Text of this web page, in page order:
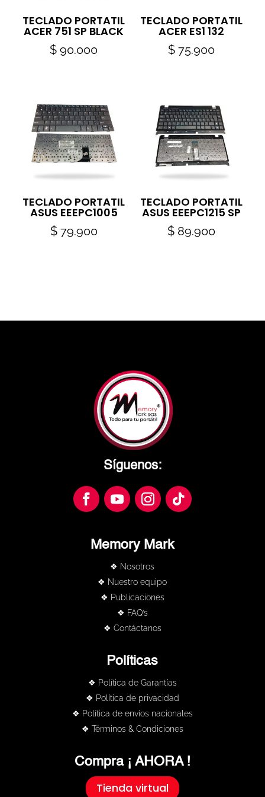
TECLADO PORTATIL
ACER 751 SP BLACK
$ 90.000
TECLADO PORTATIL
ACER ES1 132
$75.900
TECLADO PORTATIL
ASUS EEEPC1005
$79.900
TECLADO PORTATIL
ASUS EEEPC1215 SP
$89.900
Síguenos:
Memory Mark
❖ Nosotros
❖ Nuestro equipo
❖ Publicaciones
❖ FAQ’s
❖ Contáctanos
Políticas
❖ Política de Garantías
❖ Política de privacidad
❖ Política de envíos nacionales
❖ Términos & Condiciones
Compra ¡ AHORA !
Tienda virtual